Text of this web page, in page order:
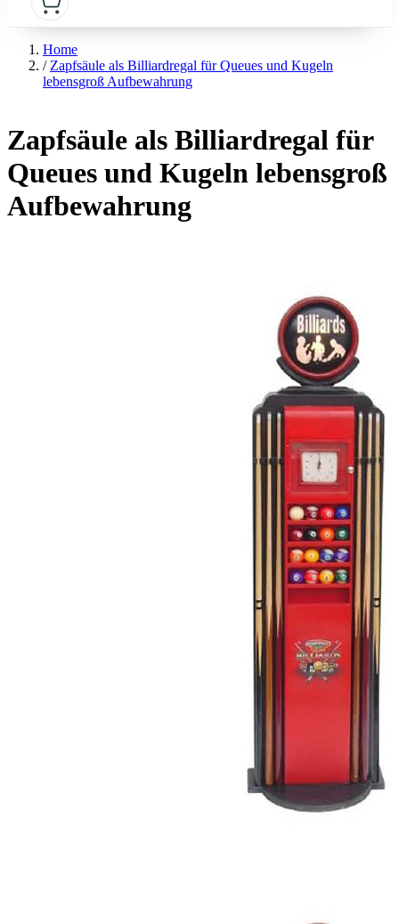
Home
/ Zapfsäule als Billiardregal für Queues und Kugeln
lebensgroß Aufbewahrung
Zapfsäule als Billiardregal für
Queues und Kugeln lebensgroß
Aufbewahrung